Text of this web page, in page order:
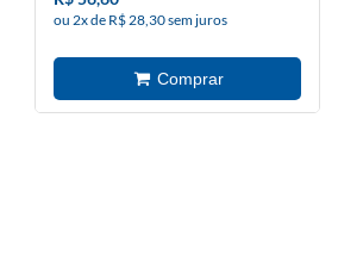
ou 2x de R$ 28,30 sem juros